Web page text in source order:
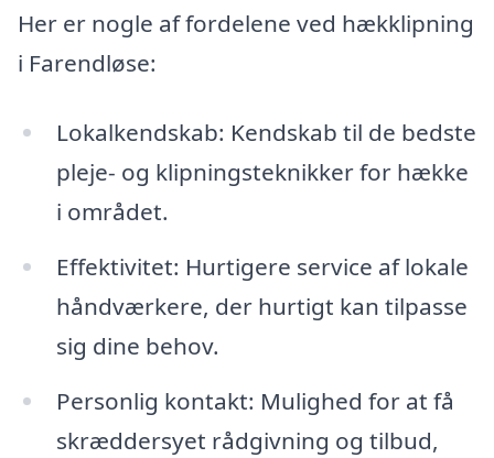
Her er nogle af fordelene ved hækklipning
i Farendløse:
Lokalkendskab: Kendskab til de bedste
pleje- og klipningsteknikker for hække
i området.
Effektivitet: Hurtigere service af lokale
håndværkere, der hurtigt kan tilpasse
sig dine behov.
Personlig kontakt: Mulighed for at få
skræddersyet rådgivning og tilbud,